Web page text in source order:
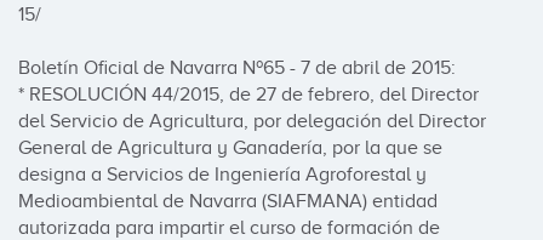
15/
Boletín Oficial de Navarra Nº65 - 7 de abril de 2015:
* RESOLUCIÓN 44/2015, de 27 de febrero, del Director
del Servicio de Agricultura, por delegación del Director
General de Agricultura y Ganadería, por la que se
designa a Servicios de Ingeniería Agroforestal y
Medioambiental de Navarra (SIAFMANA) entidad
autorizada para impartir el curso de formación de